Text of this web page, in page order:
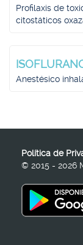
Profilaxis de
citostáticos
Anestésico
Política de
© 2015 - 2026